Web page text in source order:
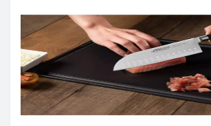
на кухні. Больстер розташовується на
рукоятки ножа та зменшує
повара під час нарізання. Рукоятка
пройшла антибактеріальну обробку,
хлору, миючих засобів та високих
≡ЧАСТІ ПИТАННЯ ПРО КУХОННІ НОЖІ
RIVIERA?